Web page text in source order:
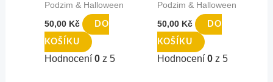
Podzim & Halloween
50,00 Kč DO
KOŠÍKU
Hodnocení 0z 5
Podzim & Halloween
50,00 Kč DO
KOŠÍKU
Hodnocení 0 z 5